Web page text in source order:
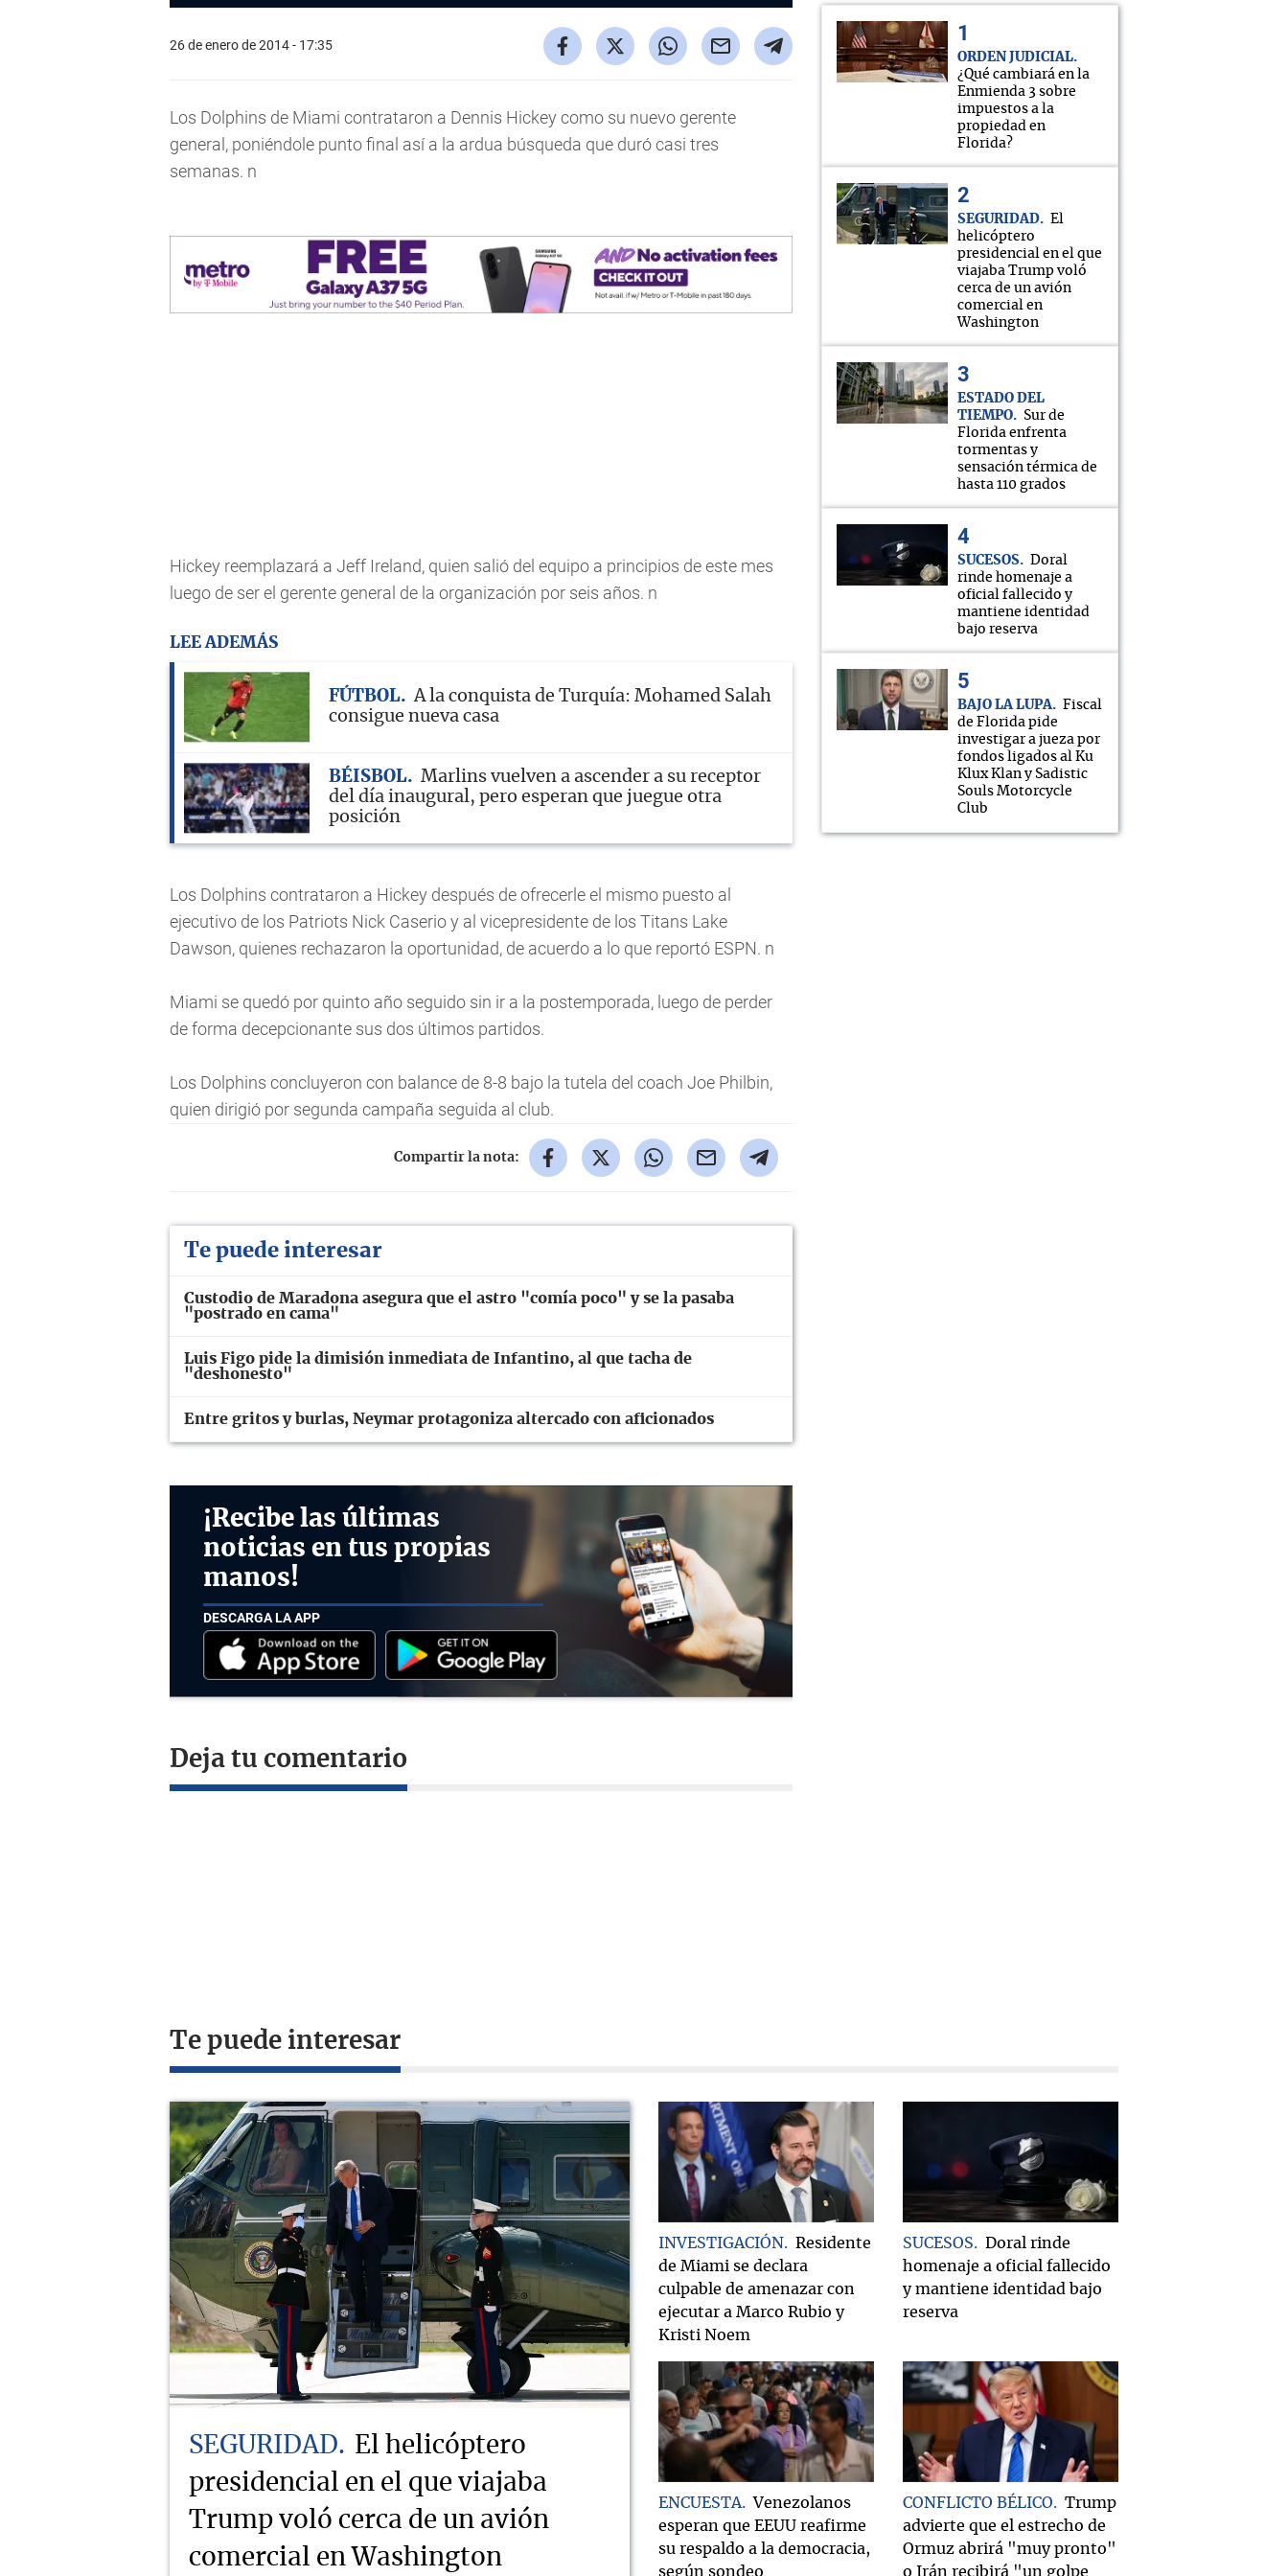
26 de enero de 2014 - 17:35
Los Dolphins de Miami contrataron a Dennis Hickey como su nuevo gerente
general, poniéndole punto final así a la ardua búsqueda que duró casi tres
semanas. n
Hickey reemplazará a Jeff Ireland, quien salió del equipo a principios de este mes
luego de ser el gerente general de la organización por seis años. n
LEE ADEMÁS
FÚTBOL
A la conquista de Turquía: Mohamed Salah
consigue nueva casa
BÉISBOL
Marlins vuelven a ascender a su receptor
del día inaugural, pero esperan que juegue otra
posición
Los Dolphins contrataron a Hickey después de ofrecerle el mismo puesto al
ejecutivo de los Patriots Nick Caserio y al vicepresidente de los Titans Lake
Dawson, quienes rechazaron la oportunidad, de acuerdo a lo que reportó ESPN. n
Miami se quedó por quinto año seguido sin ir a la postemporada, luego de perder
de forma decepcionante sus dos últimos partidos.
Los Dolphins concluyeron con balance de 8-8 bajo la tutela del coach Joe Philbin,
quien dirigió por segunda campaña seguida al club.
Compartir la nota:
Te puede interesar
Custodio de Maradona asegura que el astro "comía poco" y se la pasaba
"postrado en cama"
Luis Figo pide la dimisión inmediata de Infantino, al que tacha de
"deshonesto"
Entre gritos y burlas, Neymar protagoniza altercado con aficionados
¡Recibe las últimas
noticias en tus propias
manos!
DESCARGA LA APP
Deja tu comentario
ORDEN JUDICIAL
¿Qué cambiará en la
Enmienda 3 sobre
impuestos a la
propiedad en
Florida?
SEGURIDAD
El
helicóptero
presidencial en el que
viajaba Trump voló
cerca de un avión
comercial en
Washington
ESTADO DEL
TIEMPO
Sur de
Florida enfrenta
tormentas y
sensación térmica de
hasta 110 grados
SUCESOS
Doral
rinde homenaje a
oficial fallecido y
mantiene identidad
bajo reserva
BAJO LA LUPA
Fiscal
de Florida pide
investigar a jueza por
fondos ligados al Ku
Klux Klan y Sadistic
Souls Motorcycle
Club
Te puede interesar
SEGURIDAD
El helicóptero
presidencial en el que viajaba
Trump voló cerca de un avión
comercial en Washington
INVESTIGACIÓN
Residente
de Miami se declara
culpable de amenazar con
ejecutar a Marco Rubio y
Kristi Noem
SUCESOS
Doral rinde
homenaje a oficial fallecido
y mantiene identidad bajo
reserva
ENCUESTA
Venezolanos
esperan que EEUU reafirme
su respaldo a la democracia,
según sondeo
CONFLICTO BÉLICO
Trump
advierte que el estrecho de
Ormuz abrirá "muy pronto"
o Irán recibirá "un golpe